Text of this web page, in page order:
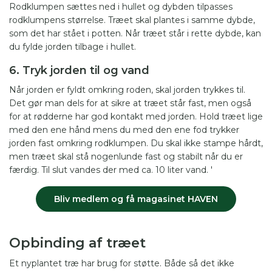
Rodklumpen sættes ned i hullet og dybden tilpasses
rodklumpens størrelse. Træet skal plantes i samme dybde,
som det har stået i potten. Når træet står i rette dybde, kan
du fylde jorden tilbage i hullet.
6. Tryk jorden til og vand
Når jorden er fyldt omkring roden, skal jorden trykkes til.
Det gør man dels for at sikre at træet står fast, men også
for at rødderne har god kontakt med jorden. Hold træet lige
med den ene hånd mens du med den ene fod trykker
jorden fast omkring rodklumpen. Du skal ikke stampe hårdt,
men træet skal stå nogenlunde fast og stabilt når du er
færdig. Til slut vandes der med ca. 10 liter vand. '
Bliv medlem og få magasinet HAVEN
Opbinding af træet
Et nyplantet træ har brug for støtte. Både så det ikke